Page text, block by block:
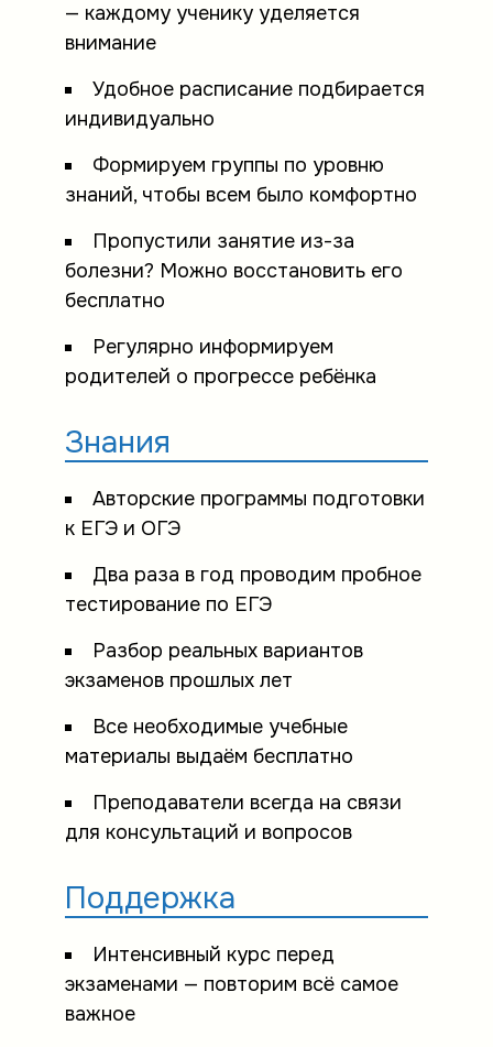
— каждому ученику уделяется
внимание
Удобное расписание подбирается
индивидуально
Формируем группы по уровню
знаний, чтобы всем было комфортно
Пропустили занятие из-за
болезни? Можно восстановить его
бесплатно
Регулярно информируем
родителей о прогрессе ребёнка
Знания
Авторские программы подготовки
к ЕГЭ и ОГЭ
Два раза в год проводим пробное
тестирование по ЕГЭ
Разбор реальных вариантов
экзаменов прошлых лет
Все необходимые учебные
материалы выдаём бесплатно
Преподаватели всегда на связи
для консультаций и вопросов
Поддержка
Интенсивный курс перед
экзаменами — повторим всё самое
важное